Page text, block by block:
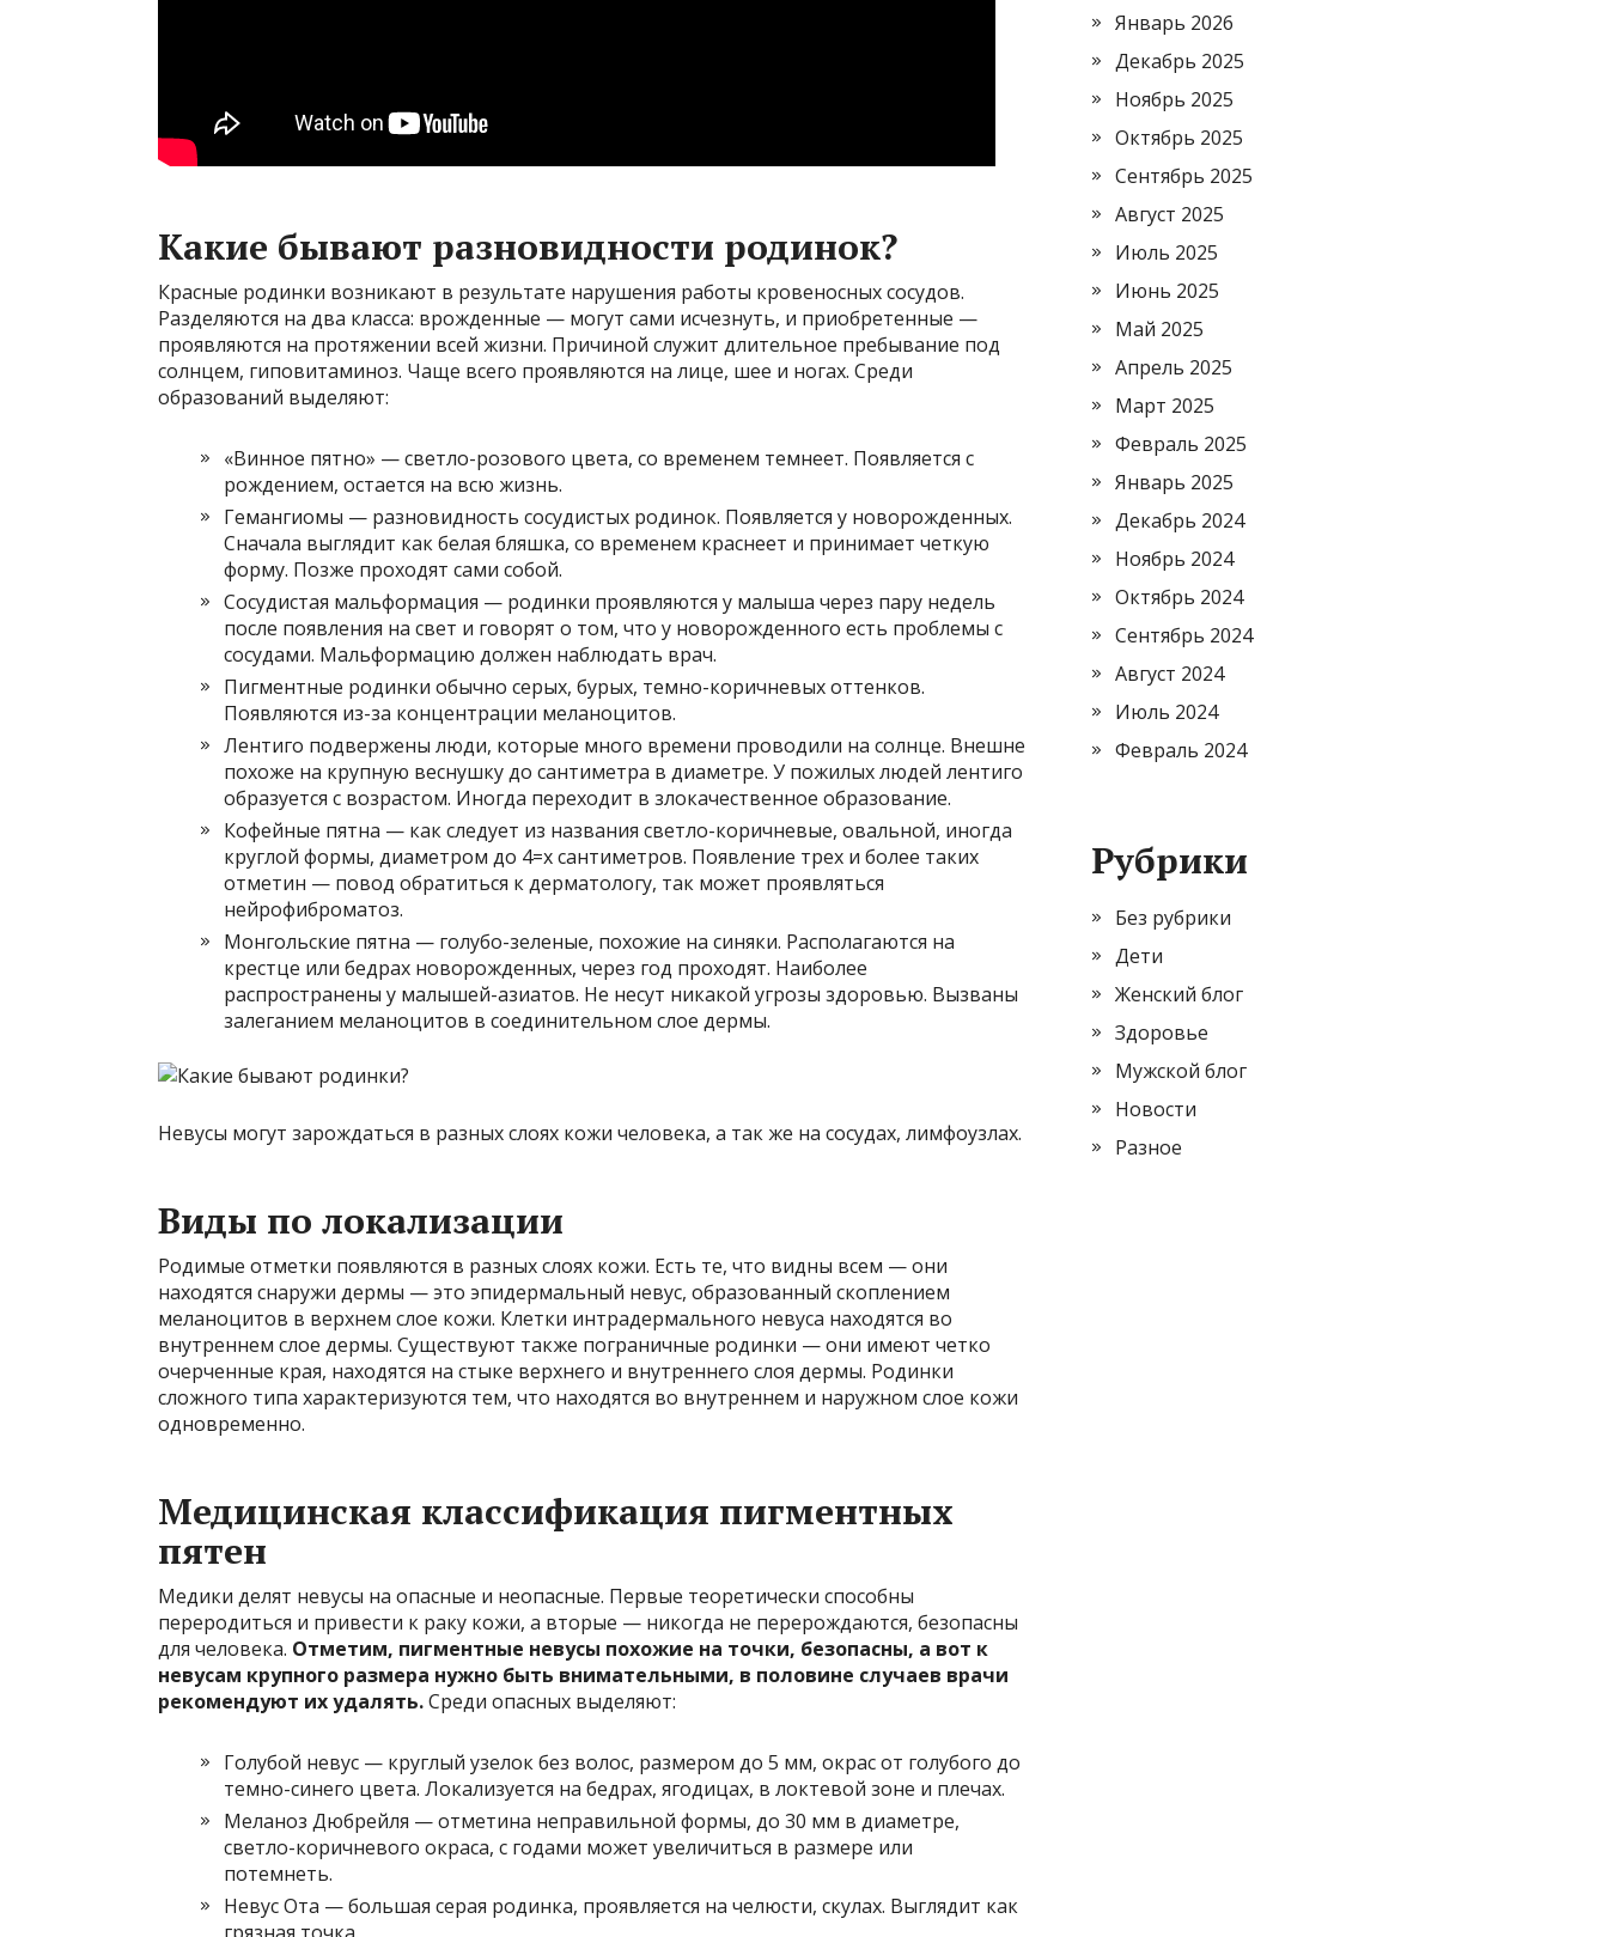
Какие бывают разновидности родинок?
Красные родинки возникают в результате нарушения работы кровеносных сосудов.
Разделяются на два класса: врожденные — могут сами исчезнуть, и приобретенные —
проявляются на протяжении всей жизни. Причиной служит длительное пребывание под
солнцем, гиповитаминоз. Чаще всего проявляются на лице, шее и ногах. Среди
образований выделяют:
«Винное пятно» — светло-розового цвета, со временем темнеет. Появляется с
рождением, остается на всю жизнь.
Гемангиомы — разновидность сосудистых родинок. Появляется у новорожденных.
Сначала выглядит как белая бляшка, со временем краснеет и принимает четкую
форму. Позже проходят сами собой.
Сосудистая мальформация — родинки проявляются у малыша через пару недель
после появления на свет и говорят о том, что у новорожденного есть проблемы с
сосудами. Мальформацию должен наблюдать врач.
Пигментные родинки обычно серых, бурых, темно-коричневых оттенков.
Появляются из-за концентрации меланоцитов.
Лентиго подвержены люди, которые много времени проводили на солнце. Внешне
похоже на крупную веснушку до сантиметра в диаметре. У пожилых людей лентиго
образуется с возрастом. Иногда переходит в злокачественное образование.
Кофейные пятна — как следует из названия светло-коричневые, овальной, иногда
круглой формы, диаметром до 4=х сантиметров. Появление трех и более таких
отметин — повод обратиться к дерматологу, так может проявляться
нейрофиброматоз.
Монгольские пятна — голубо-зеленые, похожие на синяки. Располагаются на
крестце или бедрах новорожденных, через год проходят. Наиболее
распространены у малышей-азиатов. Не несут никакой угрозы здоровью. Вызваны
залеганием меланоцитов в соединительном слое дермы.
Невусы могут зарождаться в разных слоях кожи человека, а так же на сосудах, лимфоузлах.
Виды по локализации
Родимые отметки появляются в разных слоях кожи. Есть те, что видны всем — они
находятся снаружи дермы — это эпидермальный невус, образованный скоплением
меланоцитов в верхнем слое кожи. Клетки интрадермального невуса находятся во
внутреннем слое дермы. Существуют также пограничные родинки — они имеют четко
очерченные края, находятся на стыке верхнего и внутреннего слоя дермы. Родинки
сложного типа характеризуются тем, что находятся во внутреннем и наружном слое кожи
одновременно.
Медицинская классификация пигментных
пятен
Медики делят невусы на опасные и неопасные. Первые теоретически способны
переродиться и привести к раку кожи, а вторые — никогда не перерождаются, безопасны
для человека. Отметим, пигментные невусы похожие на точки, безопасны, а вот к
невусам крупного размера нужно быть внимательными, в половине случаев врачи
рекомендуют их удалять.Среди опасных выделяют:
Голубой невус — круглый узелок без волос, размером до 5 мм, окрас от голубого до
темно-синего цвета. Локализуется на бедрах, ягодицах, в локтевой зоне и плечах.
Меланоз Дюбрейля — отметина неправильной формы, до 30 мм в диаметре,
светло-коричневого окраса, с годами может увеличиться в размере или
потемнеть.
Невус Ота — большая серая родинка, проявляется на челюсти, скулах. Выглядит как
Январь 2026
Декабрь 2025
Ноябрь 2025
Октябрь 2025
Сентябрь 2025
Август 2025
Июль 2025
Июнь 2025
Май 2025
Апрель 2025
Март 2025
Февраль 2025
Январь 2025
Декабрь 2024
Ноябрь 2024
Октябрь 2024
Сентябрь 2024
Август 2024
Июль 2024
Февраль 2024
Рубрики
Без рубрики
Дети
Женский блог
Здоровье
Мужской блог
Новости
Разное